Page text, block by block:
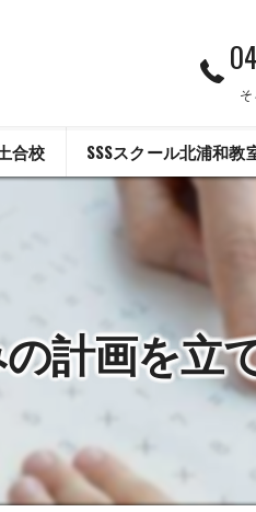
合校 SSSスクール北浦和教
計画を立